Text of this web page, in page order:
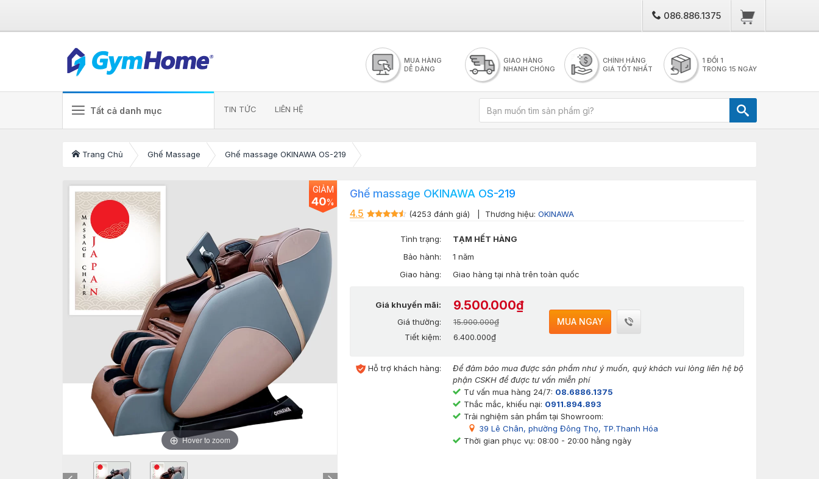
086.886.1375
MUA HÀNG
DỄ DÀNG
GIAO HÀNG
NHANH CHÓNG
CHÍNH HÃNG
GIÁ TỐT NHẤT
1 ĐỔI 1
TRONG 15 NGÀY
Tất cả danh mục TIN TỨC LIÊN HỆ
Trang Chủ Ghế Massage Ghế massage OKINAWA OS-219
Hover to zoom
GIẢM
40%
Ghế massage OKINAWA OS-219
4.5 (4253 đánh giá) | Thương hiệu: OKINAWA
Tình trạng:
TẠM HẾT HÀNG
Bảo hành:
1 năm
Giao hàng:
Giao hàng tại nhà trên toàn quốc
Giá khuyến mãi:
Giá thường:
Tiết kiệm:
9.500.000₫
15.900.000₫
6.400.000₫
MUA NGAY
Hỗ trợ khách hàng:
Để đảm bảo mua được sản phẩm như ý muốn, quý khách vui lòng liên hệ bộ
phận CSKH để được tư vấn miễn phí
Tư vấn mua hàng 24/7: 08.6886.1375
Thắc mắc, khiếu nại: 0911.894.893
Trải nghiệm sản phẩm tại Showroom:
39 Lê Chân, phường Đông Thọ, TP.Thanh Hóa
Thời gian phục vụ: 08:00 - 20:00 hằng ngày